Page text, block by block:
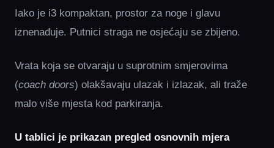
Iako je i3 kompaktan, prostor za noge i glavu
iznenađuje. Putnici straga ne osjećaju se zbijeno.
Vrata koja se otvaraju u suprotnim smjerovima
(coach doors) olakšavaju ulazak i izlazak, ali traže
malo više mjesta kod parkiranja.
U tablici je prikazan pregled osnovnih mjera